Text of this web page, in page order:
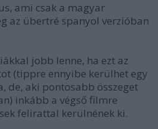
ami csak a magyar
az übertré spanyol verzióban
jobb lenne, ha ezt az
(tippre ennyibe kerülhet egy
de, aki pontosabb összeget
inkább a végső filmre
felirattal kerülnének ki.